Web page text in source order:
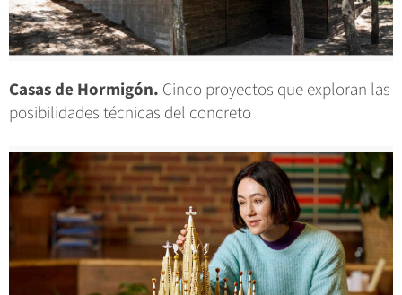
Casas de Hormigón. Cinco proyectos que exploran las
posibilidades técnicas del concreto